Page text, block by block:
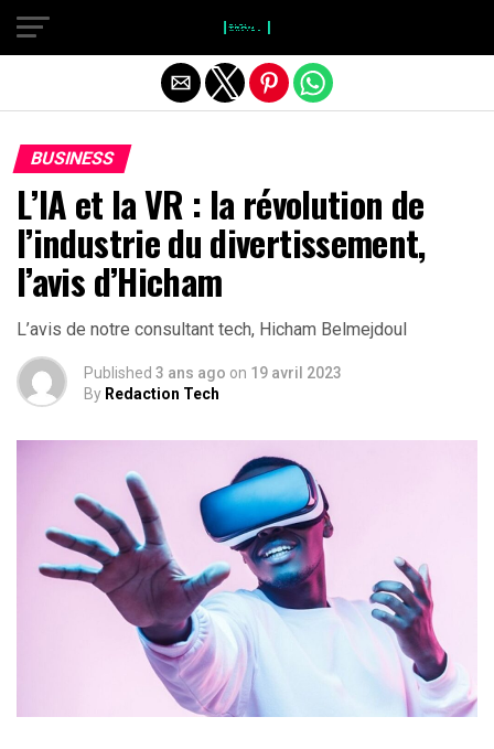
BUSINESS
L’IA et la VR : la révolution de
l’industrie du divertissement,
l’avis d’Hicham
L’avis de notre consultant tech, Hicham Belmejdoul
Published 3 ans ago on 19 avril 2023
By Redaction Tech